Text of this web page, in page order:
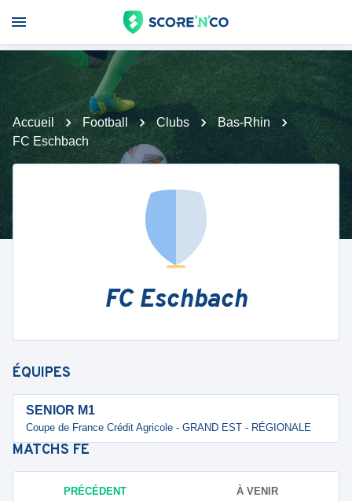
Accueil Football Clubs
Bas-Rhin
FC Eschbach
FC Eschbach
ÉQUIPES
SENIOR M1
Coupe de France Crédit Agricole - GRAND EST - RÉGIONALE
MATCHS FE
PRÉCÉDENT À VENIR